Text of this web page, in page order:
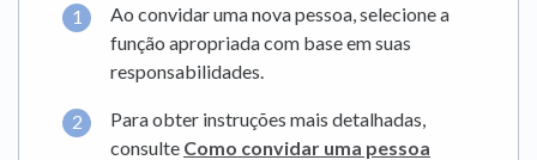
Ao convidar uma nova pessoa, selecione a
função apropriada com base em suas
responsabilidades.
Para obter instruções mais detalhadas,
consulte Como convidar uma pessoa